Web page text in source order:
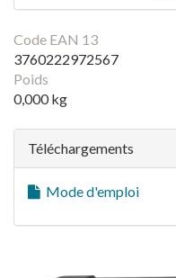
Code EAN 13
3760222972567
Poids
0,000 kg
Téléchargements
Mode d'emploi